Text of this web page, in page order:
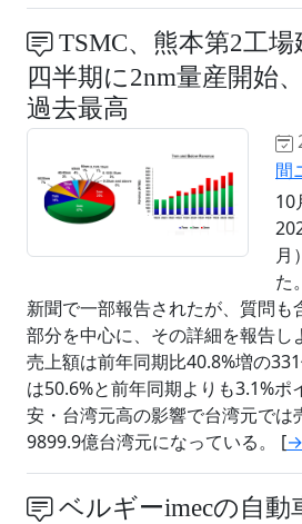
TSMC、熊本第2工場
四半期に2nm量産開始
過去最高
間
10
月
た
新聞で一部報告されたが、質問も
部分を中心に、その詳細を報告し
売上額は前年同期比40.8%増の
は50.6%と前年同期よりも3.1%ポ
安・台湾元高の影響で台湾元では
9899.9億台湾元になっている。 [
ベルギーimecの自動